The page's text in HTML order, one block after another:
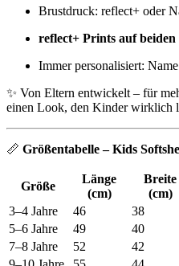
Brustdruck: reflect+ oder
reflect+ Prints auf
Immer personalisiert:
✨ Von Eltern entwickelt – für
einen Look, den Kinder wirklich
📏 Größentabelle – Kids
Größe
Länge
(cm)
Breite
(cm)
3–4 Jahre
46 38
5–6 Jahre
49 40
7–8 Jahre
52 42